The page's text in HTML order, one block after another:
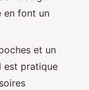
en font un
et un
est pratique